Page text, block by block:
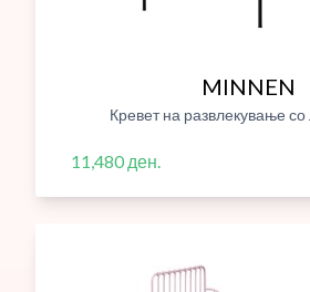
MINNEN
Кревет на развлекување
11,480 ден.